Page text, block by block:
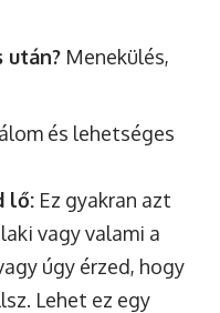
után? Menekülés,
és lehetséges
lő: Ez gyakran azt
vagy valami a
úgy érzed, hogy
Lehet ez egy